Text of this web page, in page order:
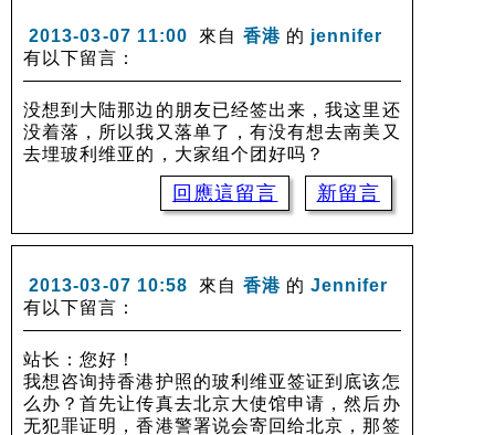
2013-03-07 11:00 來自 香港 的 jennifer
有以下留言：
没想到大陆那边的朋友已经签出来，我这里还
没着落，所以我又落单了，有没有想去南美又
去埋玻利维亚的，大家组个团好吗？
回應這留言 新留言
2013-03-07 10:58 來自 香港 的 Jennifer
有以下留言：
站长：您好！
我想咨询持香港护照的玻利维亚签证到底该怎
么办？首先让传真去北京大使馆申请，然后办
无犯罪证明，香港警署说会寄回给北京，那签